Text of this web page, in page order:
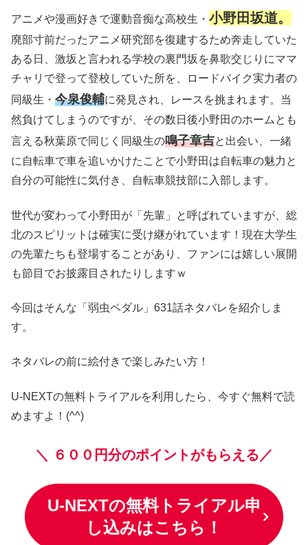
アニメや漫画好きで運動音痴な高校生・ 小野田坂道。
廃部寸前だったアニメ研究部を復建するため奔走していた
ある日、激坂と言われる学校の裏門坂を鼻歌交じりにママ
チャリで登って登校していた所を、ロードバイク実力者の
同級生・ 今泉俊輔に発見され、レースを挑まれます。当
然負けてしまうのですが、その数日後小野田のホームとも
言える秋葉原で同じく同級生の鳴子章吉と出会い、一緒
に自転車で車を追いかけたことで小野田は自転車の魅力と
自分の可能性に気付き、自転車競技部に入部します。
世代が変わって小野田が「先輩」と呼ばれていますが、総
北のスピリットは確実に受け継がれています！現在大学生
の先輩たちも登場することがあり、ファンには嬉しい展開
も節目でお披露目されたりしますｗ
今回はそんな「弱虫ペダル」631話ネタバレを紹介しま
す。
ネタバレの前に絵付きで楽しみたい方！
U-NEXTの無料トライアルを利用したら、今すぐ無料で読
めますよ！(^^)
＼ ６００円分のポイントがもらえる／
U-NEXTの無料トライアル申
し込みはこちら！